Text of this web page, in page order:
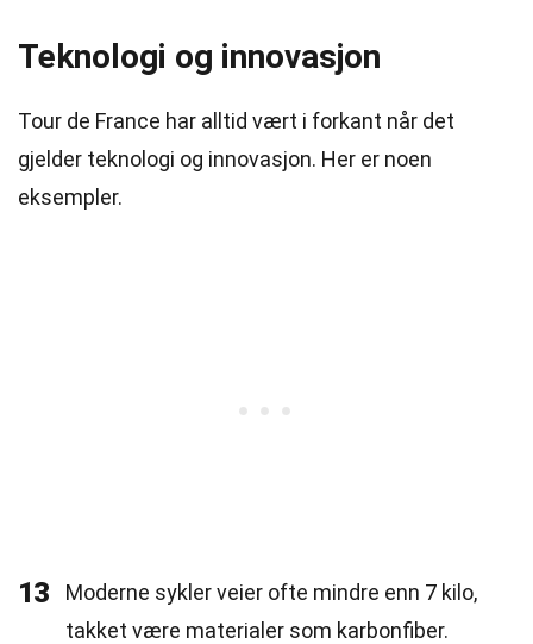
Teknologi og innovasjon
Tour de France har alltid vært i forkant når det
gjelder teknologi og innovasjon. Her er noen
eksempler.
13
Moderne sykler veier ofte mindre enn 7 kilo,
takket være materialer som karbonfiber.